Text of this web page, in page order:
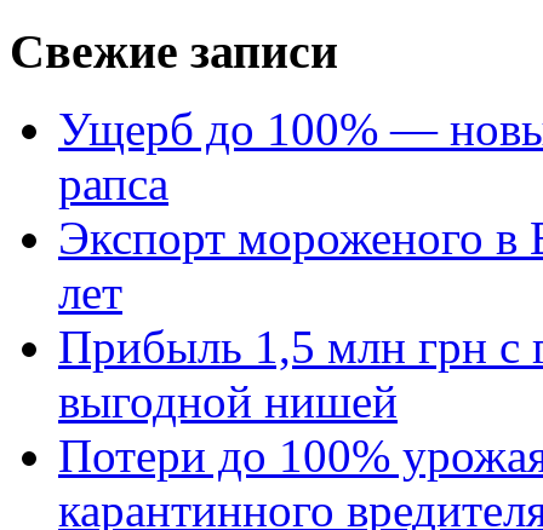
Свежие записи
Ущерб до 100% —
рапса
Экспорт мороженого в
лет
Прибыль 1,5 млн грн с
выгодной нишей
Потери до 100%
карантинного